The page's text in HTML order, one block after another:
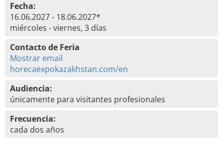
Fecha:
16.06.2027 - 18.06.2027*
miércoles - viernes, 3 días
Contacto de Feria
Mostrar email
horecaexpokazakhstan.com/en
Audiencia:
únicamente para visitantes profesionales
Frecuencia:
cada dos años